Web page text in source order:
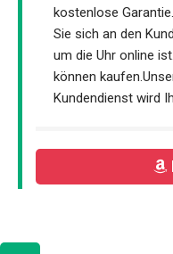
kostenlose
Sie sich an den
um die Uhr online
können
Kundendienst wird